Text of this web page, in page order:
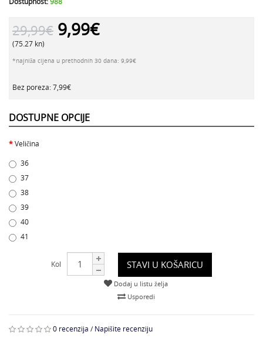
29,99€ 9,99€
(75.27 kn)
*najniža cijena u prethodnih 30 dana: 9,99€
Bez poreza: 7,99€
DOSTUPNE OPCIJE
Veličina
36
37
38
39
40
41
Kol STAVI U KOŠARICU
Dodaj u listu želja
Usporedi
0 recenzija / Napišite recenziju